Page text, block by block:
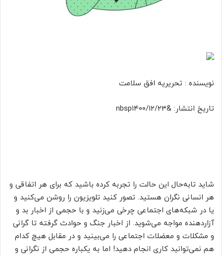
نویسنده : تحریریه افق سلامت
تاریخ انتشار: &nbsp۱۴۰۰/۱۲/۲۳
شاید تابه‌حال این حالت را تجربه کرده باشید که برای هر اتفاقی و
هر انسانی نگران هستید. تصور کنید تلویزیون را روشن می‌کنید و
یا در شبکه‌های اجتماعی چرخی می‌زنید و با حجمی از اخبار بد و
آزاردهنده مواجه می‌شوید. از اخبار جنگ و حوادث گرفته تا گرانی
و مشکلات و معضلات اجتماعی را می‌بینید و در مقابل هیچ کدام
هم نمی‌توانید کاری انجام دهید! اما به یکباره حجمی از نگرانی و